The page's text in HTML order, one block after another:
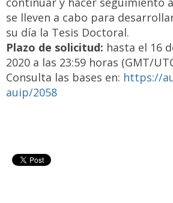
se lleven a cabo para
su día la Tesis Doctoral.
Plazo de solicitud: hasta el 16
2020 a las 23:59 horas (GMT/
Consulta las bases en: https://
auip/2058